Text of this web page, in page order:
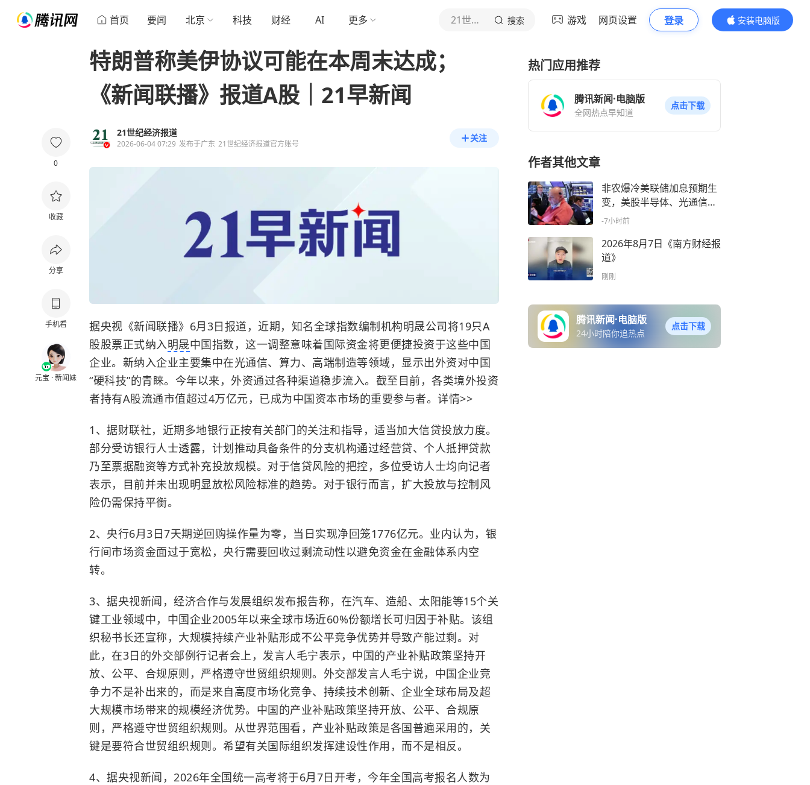
首页 要闻 北京 科技 财经 AI 更多 21世纪经济报道 搜索 游戏 网页设置 登录
安装电脑版
内容更精彩
0
收藏
分享
手机看
元宝 · 新闻妹
特朗普称美伊协议可能在本周末达成；
《新闻联播》报道A股｜21早新闻
21世纪经济报道
2026-06-04 07:29 发布于广东 21世纪经济报道官方账号
关注
据央视《新闻联播》6月3日报道，近期，知名全球指数编制机构明晟公司将19只A
股股票正式纳入明晟中国指数，这一调整意味着国际资金将更便捷投资于这些中国
企业。新纳入企业主要集中在光通信、算力、高端制造等领域，显示出外资对中国
“硬科技”的青睐。‌‌今年以来，外资通过各种渠道稳步流入。截至目前，各类境外投资
者持有A股流通市值超过4万亿元，已成为中国资本市场的重要参与者。详情>>
1、据财联社，近期多地银行正按有关部门的关注和指导，适当加大信贷投放力度。
部分受访银行人士透露，计划推动具备条件的分支机构通过经营贷、个人抵押贷款
乃至票据融资等方式补充投放规模。对于信贷风险的把控，多位受访人士均向记者
表示，目前并未出现明显放松风险标准的趋势。对于银行而言，扩大投放与控制风
险仍需保持平衡。
2、央行6月3日7天期逆回购操作量为零，当日实现净回笼1776亿元。业内认为，银
行间市场资金面过于宽松，央行需要回收过剩流动性以避免资金在金融体系内空
转。
3、据央视新闻，经济合作与发展组织发布报告称，在汽车、造船、太阳能等15个关
键工业领域中，中国企业2005年以来全球市场近60%份额增长可归因于补贴。该组
织秘书长还宣称，大规模持续产业补贴形成不公平竞争优势并导致产能过剩。对
此，在3日的外交部例行记者会上，发言人毛宁表示，中国的产业补贴政策坚持开
放、公平、合规原则，严格遵守世贸组织规则。外交部发言人毛宁说，中国企业竞
争力不是补出来的，而是来自高度市场化竞争、持续技术创新、企业全球布局及超
大规模市场带来的规模经济优势。中国的产业补贴政策坚持开放、公平、合规原
则，严格遵守世贸组织规则。从世界范围看，产业补贴政策是各国普遍采用的，关
键是要符合世贸组织规则。希望有关国际组织发挥建设性作用，而不是相反。
4、据央视新闻，2026年全国统一高考将于6月7日开考，今年全国高考报名人数为
热门应用推荐
腾讯新闻·电脑版
全网热点早知道
点击下载
作者其他文章
非农爆冷美联储加息预期生
变，美股半导体、光通信股
走强，SpaceX涨超15%，软
拉升
-7小时前
2026年8月7日《南方财经报
道》
刚刚
腾讯新闻·电脑版
24小时陪你追热点
点击下载